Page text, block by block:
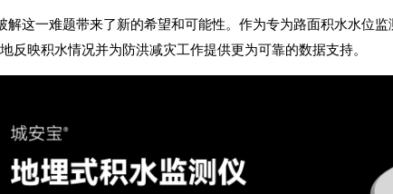
解这一难题带来了新的希望和可能性。作为专为路面积水水位
反映积水情况并为防洪减灾工作提供更为可靠的数据支持。